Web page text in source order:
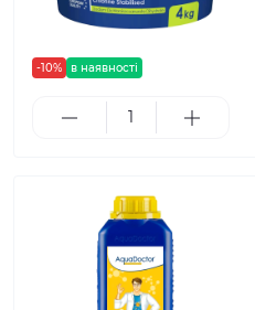
-10% в наявності